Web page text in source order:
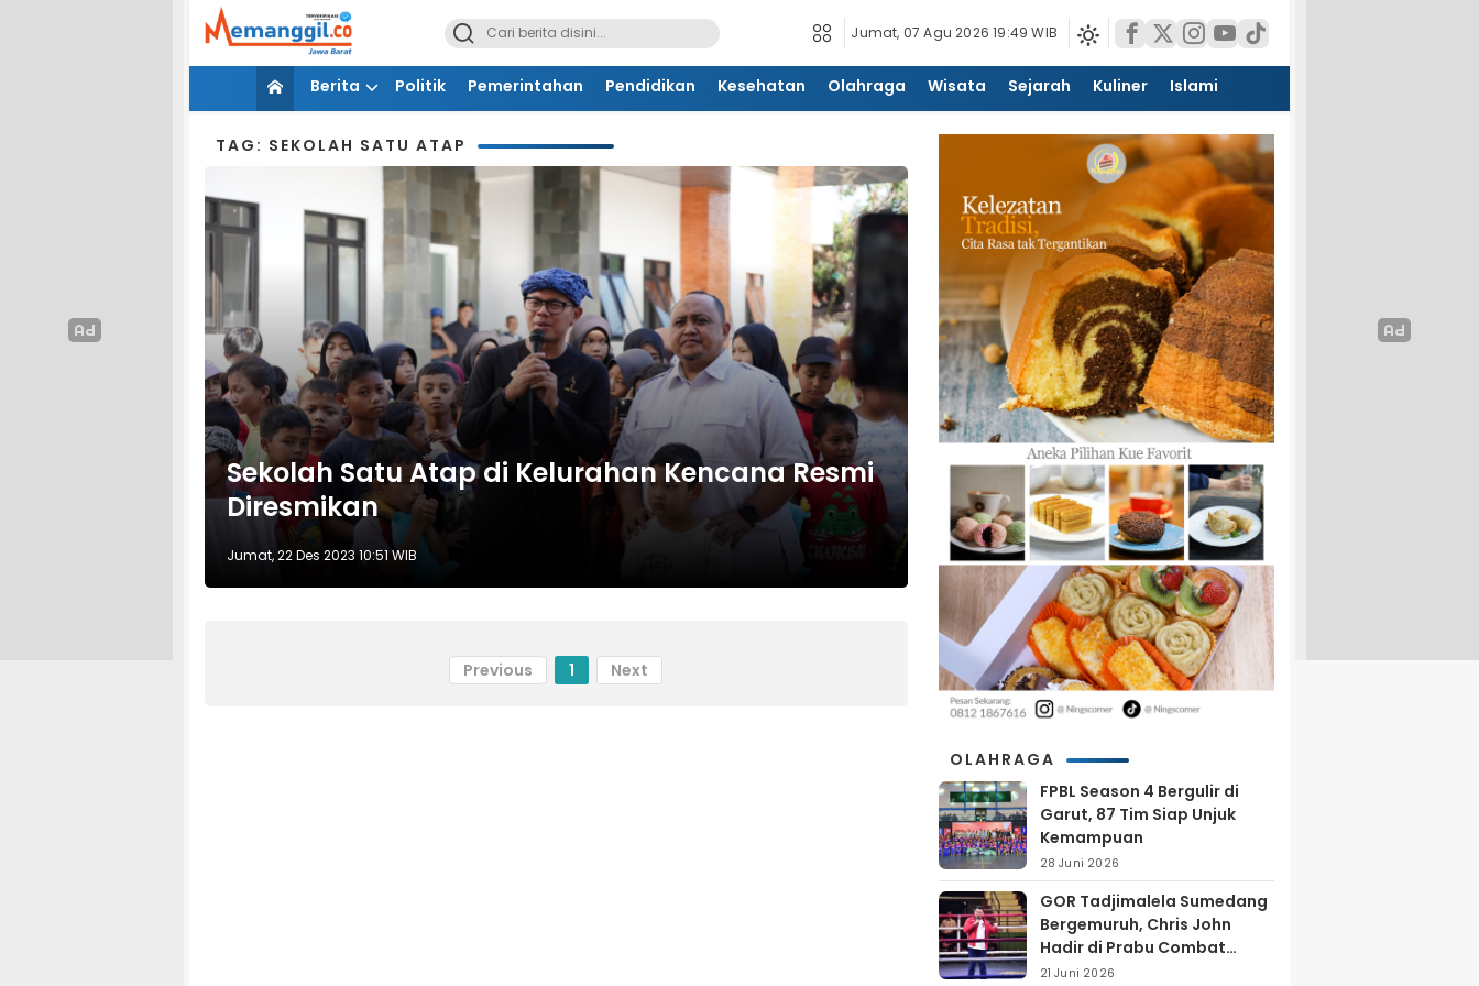
Jumat, 07 Agu 2026 19:49 WIB
Berita Politik Pemerintahan Pendidikan Kesehatan Olahraga Wisata Sejarah Kuliner Islami
TAG: SEKOLAH SATU ATAP
Sekolah Satu Atap di Kelurahan Kencana Resmi
Diresmikan
Jumat, 22 Des 2023 10:51 WIB
Previous 1 Next
OLAHRAGA
FPBL Season 4 Bergulir di
Garut, 87 Tim Siap Unjuk
Kemampuan
28 Juni 2026
GOR Tadjimalela Sumedang
Bergemuruh, Chris John
Hadir di Prabu Combat
Series 2026
21 Juni 2026